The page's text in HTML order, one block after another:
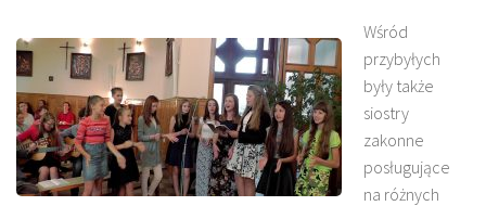
Wśród
przybyłych
były także
siostry
zakonne
posługujące
na różnych